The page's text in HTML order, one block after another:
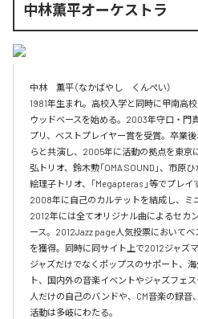
中林薫平オーケストラ
中林　薫平（なかばやし　くんぺい）
1981年生まれ。高校入学と同時に甲南高
ウッドベースを始める。2003年守口・門
プリ、ベストプレイヤー賞を受賞。卒業
らと共演し、2005年に活動の拠点を東京
弘トリオ、鈴木勲「OMA SOUND」、市原
絵理子トリオ、「Megapteras 」等でプレイ
2008年に自己のカルテットを結成し、ミ
2012年には全てオリジナル曲によるセカ
ース。2012Jazz page人気投票において
を獲得。同時に同サイト上で2012ジャズ
ジャズだけでなくポップスのサポート、
ト、国内外の音楽イベントやジャズフェ
人だけの自己のバンドや、CM音楽の録
活動は多岐にわたる。